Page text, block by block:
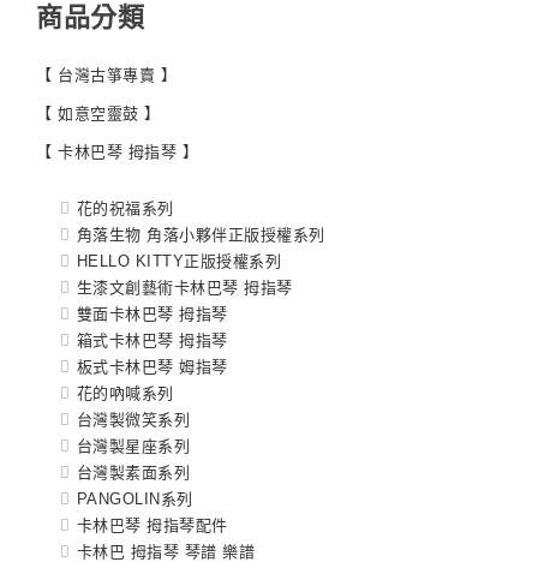
商品分類
【 台灣古箏專賣 】
【 如意空靈鼓 】
【 卡林巴琴 拇指琴 】
花的祝福系列
角落生物 角落小夥伴正版授權系列
HELLO KITTY正版授權系列
生漆文創藝術卡林巴琴 拇指琴
雙面卡林巴琴 拇指琴
箱式卡林巴琴 拇指琴
板式卡林巴琴 姆指琴
花的吶喊系列
台灣製微笑系列
台灣製星座系列
台灣製素面系列
PANGOLIN系列
卡林巴琴 拇指琴配件
卡林巴 拇指琴 琴譜 樂譜